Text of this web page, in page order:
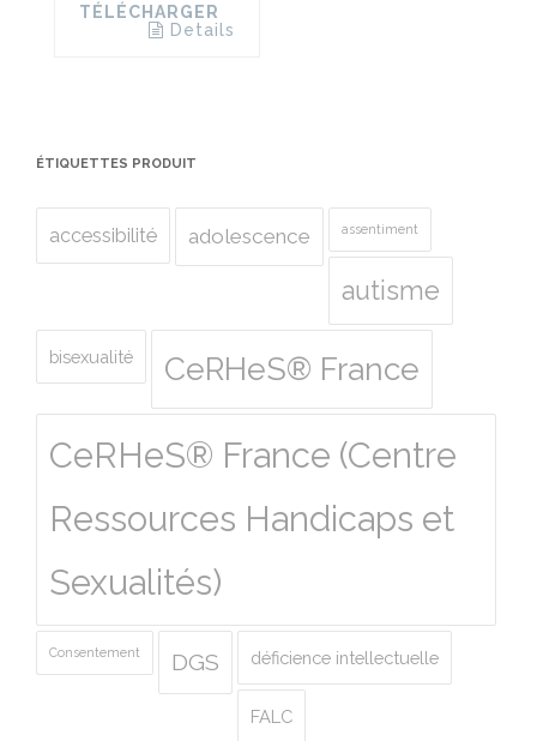
TÉLÉCHARGER
Details
ÉTIQUETTES PRODUIT
accessibilité adolescence assentiment
autisme
bisexualité CeRHeS® France
CeRHeS® France (Centre
Ressources Handicaps et
Sexualités)
Consentement DGS déficience intellectuelle
FALC